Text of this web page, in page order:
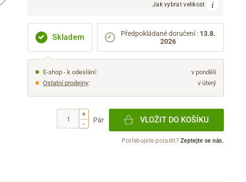
Jak vybrat velikost
Skladem Předpokládané doručení : 13.8.
2026
E-shop - k odeslání:
v pondělí
Ostatní prodejny: v úterý
+
-
Pár VLOŽIT DO KOŠÍKU
Potřebujete poradit?Zeptejte se nás.